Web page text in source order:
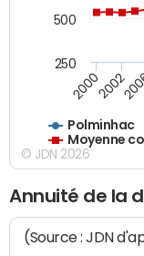
Polminhac
Moyenne
20002002
250
500
© JDN 2026
Annuité de la
(Source : JDN